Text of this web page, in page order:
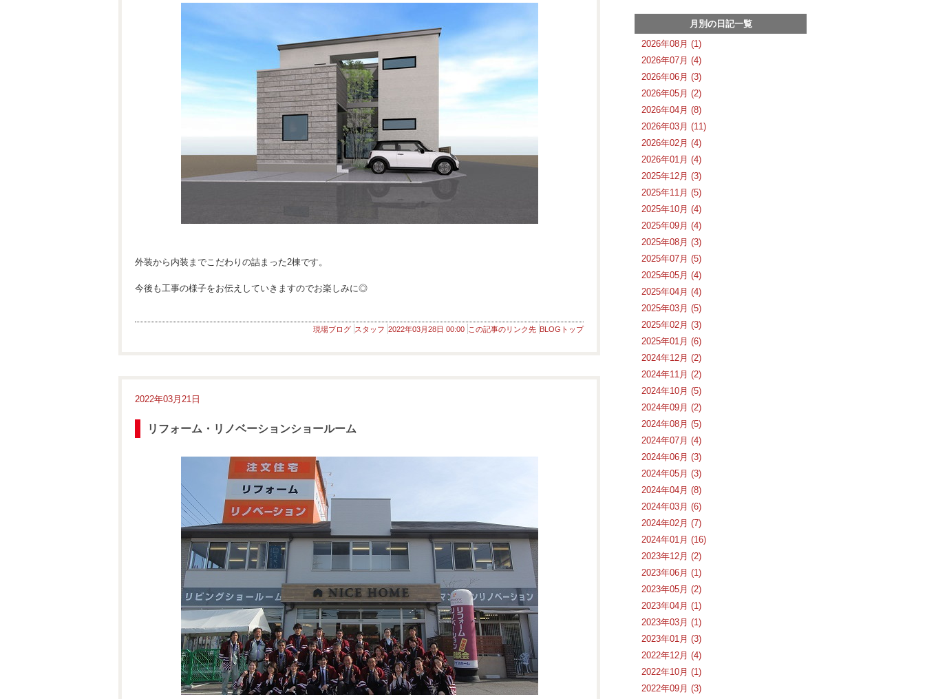
外装から内装までこだわりの詰まった2棟です。
今後も工事の様子をお伝えしていきますのでお楽しみに◎
現場ブログ スタッフ 2022年03月28日 00:00 この記事のリンク先 BLOGトップ
2022年03月21日
リフォーム・リノベーションショールーム
月別の日記一覧
2026年08月 (1)
2026年07月 (4)
2026年06月 (3)
2026年05月 (2)
2026年04月 (8)
2026年03月 (11)
2026年02月 (4)
2026年01月 (4)
2025年12月 (3)
2025年11月 (5)
2025年10月 (4)
2025年09月 (4)
2025年08月 (3)
2025年07月 (5)
2025年05月 (4)
2025年04月 (4)
2025年03月 (5)
2025年02月 (3)
2025年01月 (6)
2024年12月 (2)
2024年11月 (2)
2024年10月 (5)
2024年09月 (2)
2024年08月 (5)
2024年07月 (4)
2024年06月 (3)
2024年05月 (3)
2024年04月 (8)
2024年03月 (6)
2024年02月 (7)
2024年01月 (16)
2023年12月 (2)
2023年06月 (1)
2023年05月 (2)
2023年04月 (1)
2023年03月 (1)
2023年01月 (3)
2022年12月 (4)
2022年10月 (1)
2022年09月 (3)